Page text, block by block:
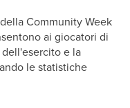
Community Week
ai giocatori di
e la
le statistiche